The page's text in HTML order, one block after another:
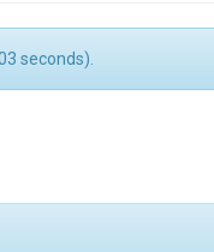
seconds).